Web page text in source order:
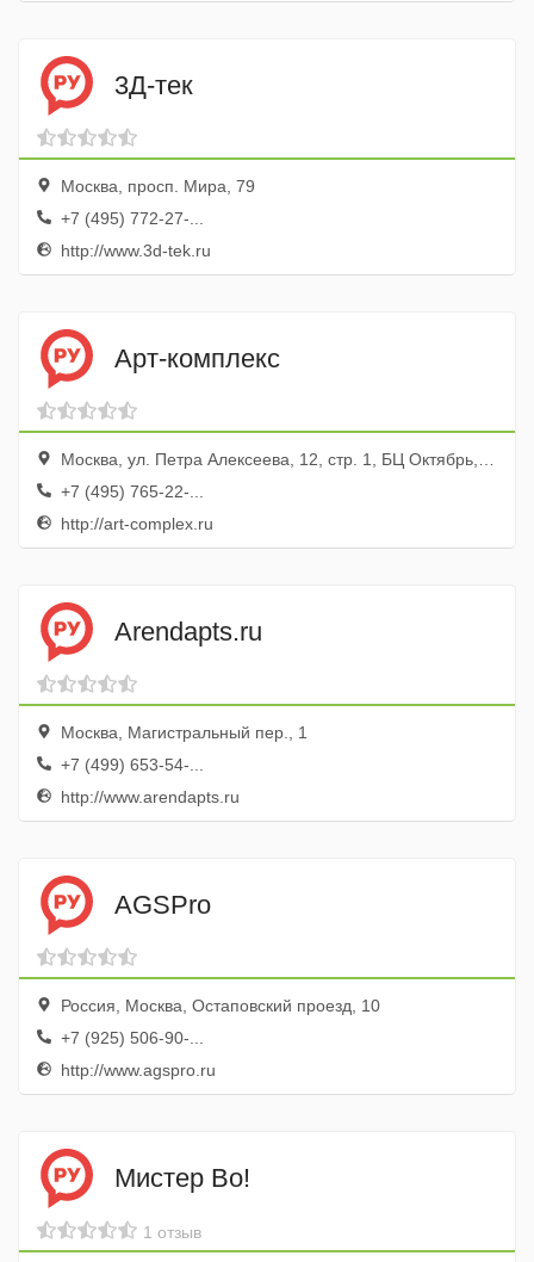
3Д-тек
Москва, просп. Мира, 79
+7 (495) 772-27-...
http://www.3d-tek.ru
Арт-комплекс
Москва, ул. Петра Алексеева, 12, стр. 1, БЦ Октябрь, оф. 2010
+7 (495) 765-22-...
http://art-complex.ru
Arendapts.ru
Москва, Магистральный пер., 1
+7 (499) 653-54-...
http://www.arendapts.ru
AGSPro
Россия, Москва, Остаповский проезд, 10
+7 (925) 506-90-...
http://www.agspro.ru
Мистер Во!
1 отзыв